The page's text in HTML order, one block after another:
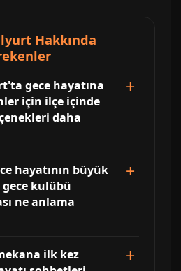
Hakkında
gece hayatına
için ilçe içinde
daha
hayatının büyük
kulübü
ne anlama
ilk kez